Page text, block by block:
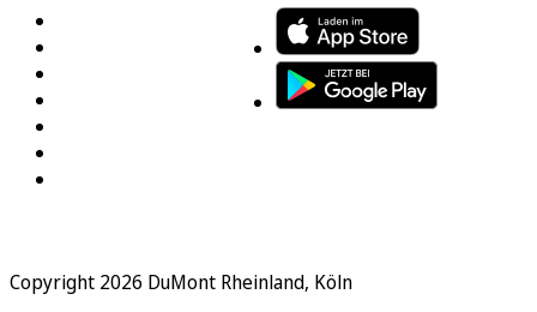
Copyright 2026 DuMont Rheinland, Köln